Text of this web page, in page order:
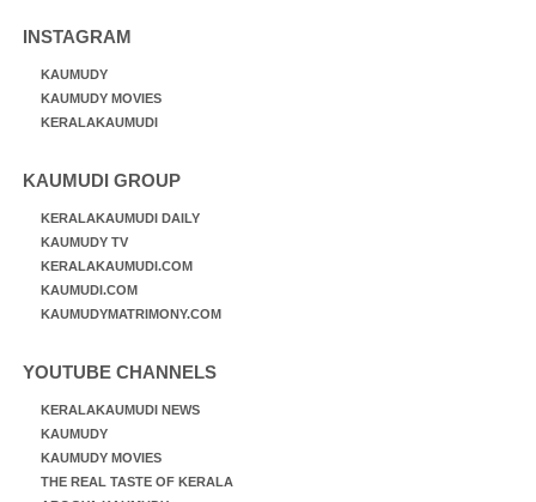
INSTAGRAM
KAUMUDY
KAUMUDY MOVIES
KERALAKAUMUDI
KAUMUDI GROUP
KERALAKAUMUDI DAILY
KAUMUDY TV
KERALAKAUMUDI.COM
KAUMUDI.COM
KAUMUDYMATRIMONY.COM
YOUTUBE CHANNELS
KERALAKAUMUDI NEWS
KAUMUDY
KAUMUDY MOVIES
THE REAL TASTE OF KERALA